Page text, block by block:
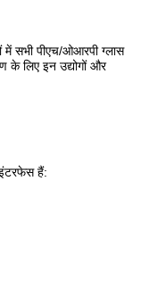
में सभी पीएच/ओआरपी ग्लास
लिए इन उद्योगों और
हैं: